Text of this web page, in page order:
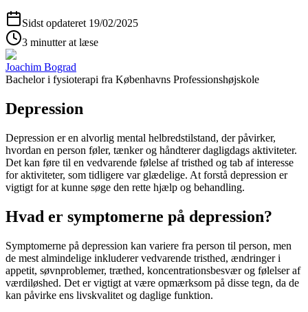
Sidst opdateret 19/02/2025
3 minutter at læse
Joachim Bograd
Bachelor i fysioterapi fra Københavns Professionshøjskole
Depression
Depression er en alvorlig mental helbredstilstand, der påvirker,
hvordan en person føler, tænker og håndterer dagligdags aktiviteter.
Det kan føre til en vedvarende følelse af tristhed og tab af interesse
for aktiviteter, som tidligere var glædelige. At forstå depression er
vigtigt for at kunne søge den rette hjælp og behandling.
Hvad er symptomerne på depression?
Symptomerne på depression kan variere fra person til person, men
de mest almindelige inkluderer vedvarende tristhed, ændringer i
appetit, søvnproblemer, træthed, koncentrationsbesvær og følelser af
værdiløshed. Det er vigtigt at være opmærksom på disse tegn, da de
kan påvirke ens livskvalitet og daglige funktion.